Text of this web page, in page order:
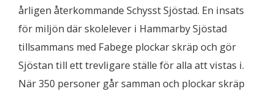
årligen återkommande Schysst Sjöstad. En insats
för miljön där skolelever i Hammarby Sjöstad
tillsammans med Fabege plockar skräp och gör
Sjöstan till ett trevligare ställe för alla att vistas i.
När 350 personer går samman och plockar skräp